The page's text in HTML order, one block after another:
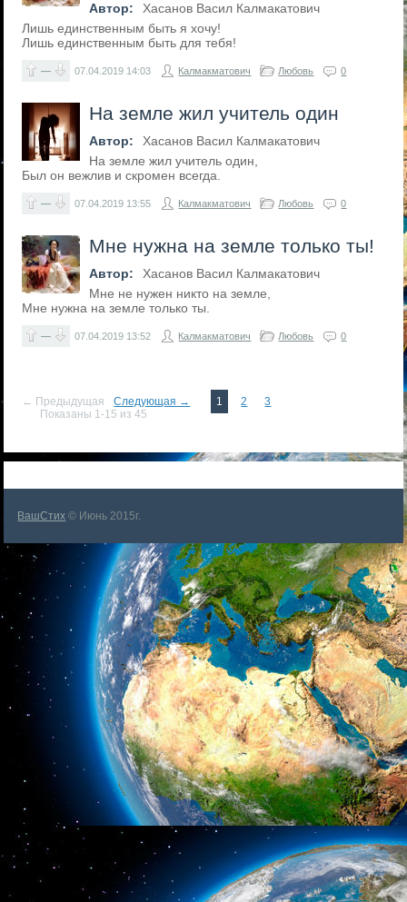
Автор:
Хасанов Васил Калмакатович
Лишь единственным быть я хочу!
Лишь единственным быть для тебя!
— 07.04.2019 14:03 Калмакматович Любовь 0
На земле жил учитель один
Автор:
Хасанов Васил Калмакатович
На земле жил учитель один,
Был он вежлив и скромен всегда.
— 07.04.2019 13:55 Калмакматович Любовь 0
Мне нужна на земле только ты!
Автор:
Хасанов Васил Калмакатович
Мне не нужен никто на земле,
Мне нужна на земле только ты.
— 07.04.2019 13:52 Калмакматович Любовь 0
← Предыдущая Следующая → 1 2
3
Показаны 1-15 из 45
ВашСтих © Июнь 2015г.